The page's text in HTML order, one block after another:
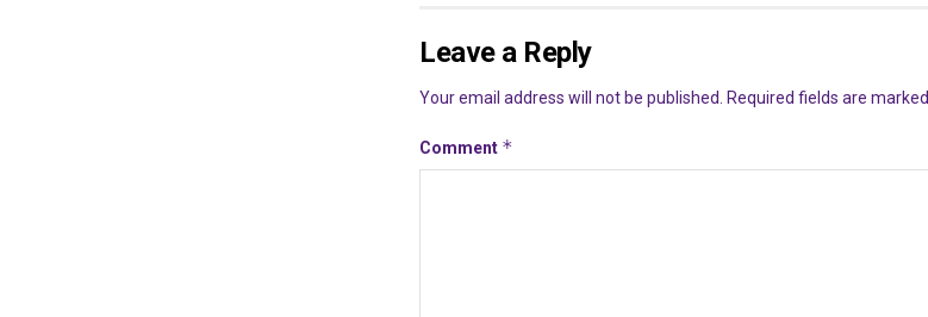
Leave a Reply
Your email address will not be published. Required fields are marked
Comment *